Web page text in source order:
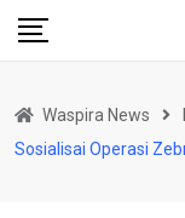
Skip
Waspira News
Sosialisai Operasi